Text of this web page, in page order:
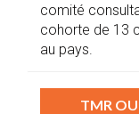
comité
cohorte de 13
au pays.
TMR